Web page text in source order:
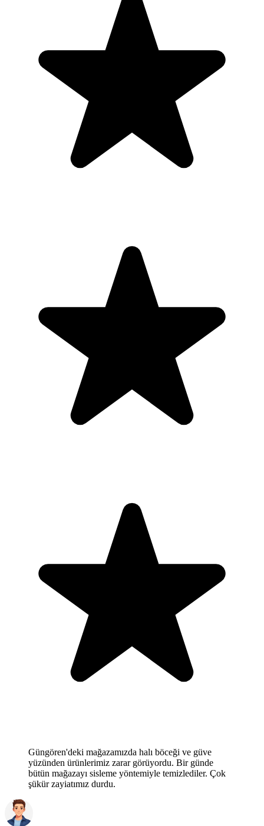
Güngören'deki mağazamızda halı böceği ve güve
yüzünden ürünlerimiz zarar görüyordu. Bir günde
bütün mağazayı sisleme yöntemiyle temizlediler. Çok
şükür zayiatımız durdu.